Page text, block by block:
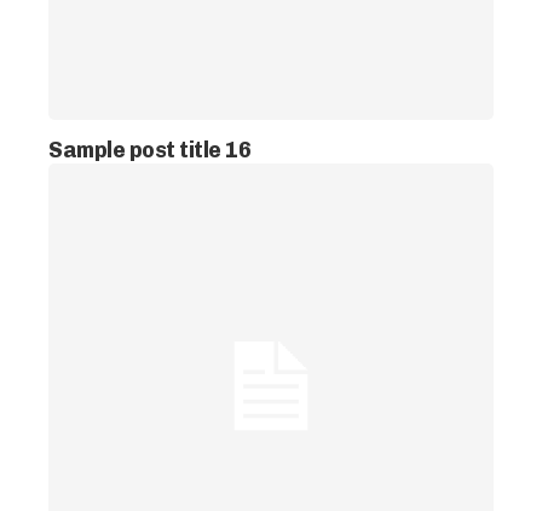
Sample post title 16